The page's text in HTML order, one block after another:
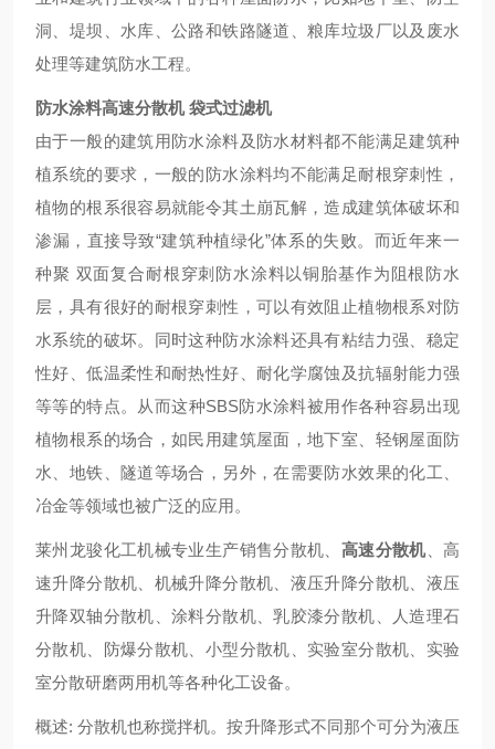
洞、堤坝、水库、公路和铁路隧道、粮库垃圾厂以及废水
处理等建筑防水工程。
防水涂料高速分散机 袋式过滤机
由于一般的建筑用防水涂料及防水材料都不能满足建筑种
植系统的要求，一般的防水涂料均不能满足耐根穿刺性，
植物的根系很容易就能令其土崩瓦解，造成建筑体破坏和
渗漏，直接导致“建筑种植绿化”体系的失败。而近年来一
种聚 双面复合耐根穿刺防水涂料以铜胎基作为阻根防水
层，具有很好的耐根穿刺性，可以有效阻止植物根系对防
水系统的破坏。同时这种防水涂料还具有粘结力强、稳定
性好、低温柔性和耐热性好、耐化学腐蚀及抗辐射能力强
等等的特点。从而这种SBS防水涂料被用作各种容易出现
植物根系的场合，如民用建筑屋面，地下室、轻钢屋面防
水、地铁、隧道等场合，另外，在需要防水效果的化工、
冶金等领域也被广泛的应用。
莱州龙骏化工机械专业生产销售分散机、 高速分散机、高
速升降分散机、机械升降分散机、液压升降分散机、液压
升降双轴分散机、涂料分散机、乳胶漆分散机、人造理石
分散机、防爆分散机、小型分散机、实验室分散机、实验
室分散研磨两用机等各种化工设备。
概述: 分散机也称搅拌机。按升降形式不同那个可分为液压